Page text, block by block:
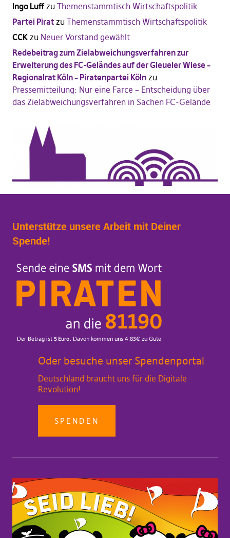
Ingo Luffzu Themenstammtisch Wirtschaftspolitik
Partei Piratzu Themenstammtisch Wirtschaftspolitik
CCKzu Neuer Vorstand gewählt
Redebeitrag zum Zielabweichungsverfahren zur
Erweiterung des FC-Geländes auf der Gleueler Wiese –
Regionalrat Köln – Piratenpartei Kölnzu
Pressemitteilung: Nur eine Farce – Entscheidung über
das Zielabweichungsverfahren in Sachen FC-Gelände
Unterstütze unsere Arbeit mit Deiner
Spende!
Oder besuche unser Spendenportal
Deutschland braucht uns für die Digitale
Revolution!
SPENDEN